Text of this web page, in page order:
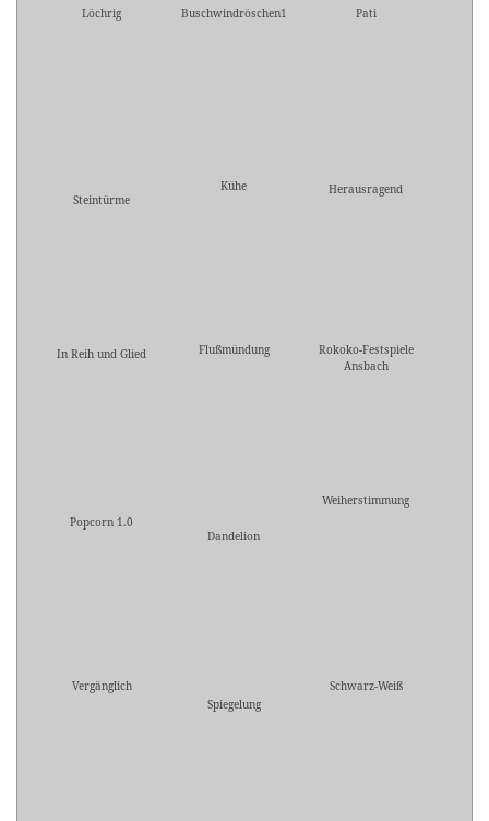
Löchrig Buschwindröschen1 Pati
Steintürme
Kühe Herausragend
In Reih und Glied Flußmündung
Rokoko-Festspiele
Ansbach
Popcorn 1.0
Dandelion
Weiherstimmung
Vergänglich
Spiegelung
Schwarz-Weiß